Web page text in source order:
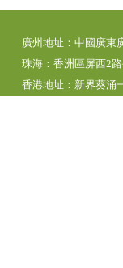
廣州地址：中國廣東
珠海：香洲區屏西2
香港地址：新界葵涌